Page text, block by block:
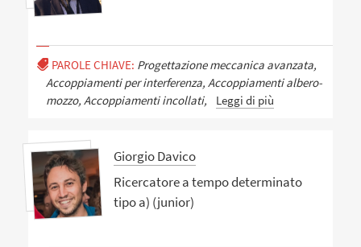
PAROLE CHIAVE: Progettazione meccanica avanzata,
Accoppiamenti per interferenza, Accoppiamenti albero-
mozzo, Accoppiamenti incollati,
Leggi di più
Giorgio Davico
Ricercatore a tempo determinato
tipo a) (junior)